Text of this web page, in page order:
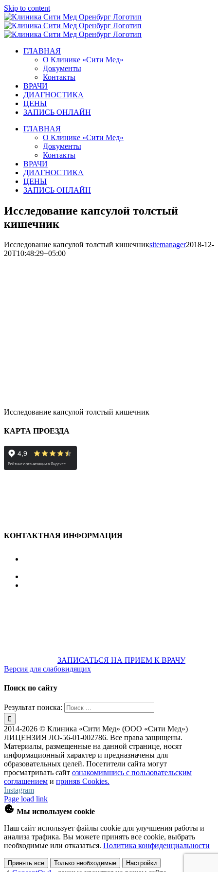
Skip to content
ГЛАВНАЯ
О Клинике «Сити Мед»
Документы
Контакты
ВРАЧИ
ДИАГНОСТИКА
ЦЕНЫ
ЗАПИСЬ ОНЛАЙН
ГЛАВНАЯ
О Клинике «Сити Мед»
Документы
Контакты
ВРАЧИ
ДИАГНОСТИКА
ЦЕНЫ
ЗАПИСЬ ОНЛАЙН
Исследование капсулой толстый
кишечник
Исследование капсулой толстый кишечникsitemanager2018-12-
20T10:48:29+05:00
Исследование капсулой толстый кишечник
КАРТА ПРОЕЗДА
КОНТАКТНАЯ ИНФОРМАЦИЯ
ЗАПИСАТЬСЯ НА ПРИЕМ К ВРАЧУ
Версия для слабовидящих
Поиск по сайту
Результат поиска:
2014-2026 © Клиника «Сити Мед» (ООО «Сити Мед»)
ЛИЦЕНЗИЯ ЛО-56-01-002786. Все права защищены.
Материалы, размещенные на данной странице, носят
информационный характер и предназначены для
образовательных целей. Посетители сайта могут
просматривать сайт ознакомившись с пользовательским
соглашением и приняв Cookies.
Instagram
Page load link
Мы используем cookie
Наш сайт использует файлы cookie для улучшения работы и
анализа трафика. Вы можете принять все cookie, выбрать
необходимые или отказаться. Политика конфиденциальности
Принять все Только необходимые Настройки